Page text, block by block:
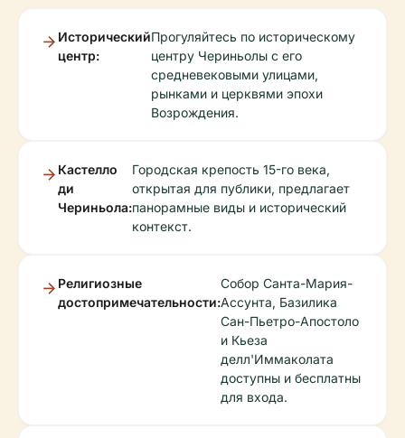
Исторический
центр:
Прогуляйтесь по историческому
центру Чериньолы с его
средневековыми улицами,
рынками и церквями эпохи
Возрождения.
Кастелло
ди
Чериньола:
Городская крепость 15-го века,
открытая для публики, предлагает
панорамные виды и исторический
контекст.
Религиозные
достопримечательности:
Собор Санта-Мария-
Ассунта, Базилика
Сан-Пьетро-Апостоло
и Кьеза
делл'Иммаколата
доступны и бесплатны
для входа.